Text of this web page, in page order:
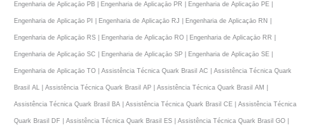
Engenharia de Aplicaçāo PB | Engenharia de Aplicaçāo PR | Engenharia de Aplicaçāo PE |
Engenharia de Aplicaçāo PI | Engenharia de Aplicaçāo RJ | Engenharia de Aplicaçāo RN |
Engenharia de Aplicaçāo RS | Engenharia de Aplicaçāo RO | Engenharia de Aplicaçāo RR |
Engenharia de Aplicaçāo SC | Engenharia de Aplicaçāo SP | Engenharia de Aplicaçāo SE |
Engenharia de Aplicaçāo TO | Assistência Técnica Quark Brasil AC | Assistência Técnica Quark
Brasil AL | Assistência Técnica Quark Brasil AP | Assistência Técnica Quark Brasil AM |
Assistência Técnica Quark Brasil BA | Assistência Técnica Quark Brasil CE | Assistência Técnica
Quark Brasil DF | Assistência Técnica Quark Brasil ES | Assistência Técnica Quark Brasil GO |